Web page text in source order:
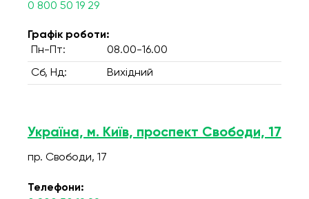
0 800 50 19 29
Графік роботи:
Пн-Пт:
08.00-16.00
Сб, Нд: Вихідний
Україна, м. Київ, проспект Свободи, 17
пр. Свободи, 17
Телефони: